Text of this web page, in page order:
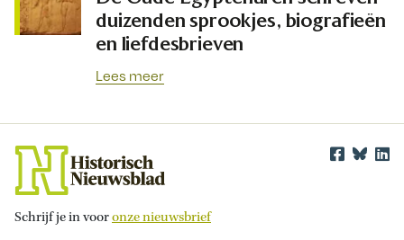
duizenden sprookjes, biografieën
en liefdesbrieven
Lees meer
Schrijf je in vooronze nieuwsbrief